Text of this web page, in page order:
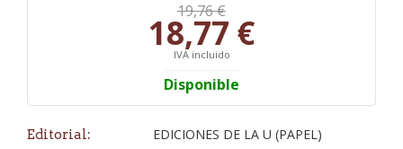
19,76 €
18,77 €
IVA incluido
Disponible
Editorial: EDICIONES DE LA U (PAPEL)